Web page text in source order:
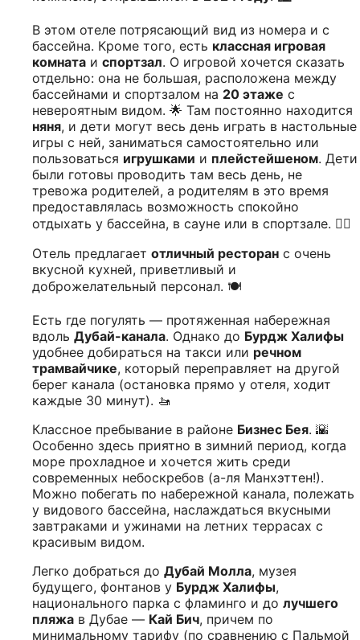
В этом отеле потрясающий вид из номера и с
бассейна. Кроме того, есть классная игровая
комната и спортзал. О игровой хочется сказать
отдельно: она не большая, расположена между
бассейнами и спортзалом на 20 этаже с
невероятным видом. 🌟 Там постоянно находится
няня, и дети могут весь день играть в настольные
игры с ней, заниматься самостоятельно или
пользоваться игрушками и плейстейшеном. Дети
были готовы проводить там весь день, не
тревожа родителей, а родителям в это время
предоставлялась возможность спокойно
отдыхать у бассейна, в сауне или в спортзале. 🏊‍♂️
Отель предлагает отличный ресторан с очень
вкусной кухней, приветливый и
доброжелательный персонал. 🍽️
Есть где погулять — протяженная набережная
вдоль Дубай-канала. Однако до Бурдж Халифы
удобнее добираться на такси или речном
трамвайчике, который переправляет на другой
берег канала (остановка прямо у отеля, ходит
каждые 30 минут). 🚤
Классное пребывание в районе Бизнес Бея. 🌇
Особенно здесь приятно в зимний период, когда
море прохладное и хочется жить среди
современных небоскребов (а-ля Манхэттен!).
Можно побегать по набережной канала, полежать
у видового бассейна, наслаждаться вкусными
завтраками и ужинами на летних террасах с
красивым видом.
Легко добраться до Дубай Молла, музея
будущего, фонтанов у Бурдж Халифы,
национального парка с фламинго и до лучшего
пляжа в Дубае — Кай Бич, причем по
минимальному тарифу (по сравнению с Пальмой